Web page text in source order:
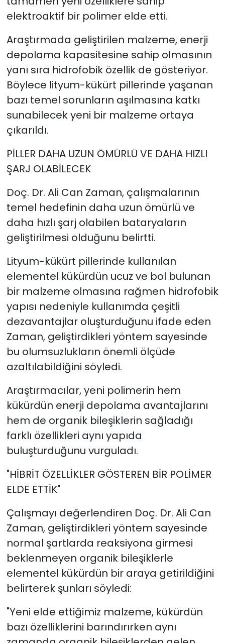
elektroaktif bir polimer elde etti.
Araştırmada geliştirilen malzeme, enerji
depolama kapasitesine sahip olmasının
yanı sıra hidrofobik özellik de gösteriyor.
Böylece lityum-kükürt pillerinde yaşanan
bazı temel sorunların aşılmasına katkı
sunabilecek yeni bir malzeme ortaya
çıkarıldı.
PİLLER DAHA UZUN ÖMÜRLÜ VE DAHA HIZLI
ŞARJ OLABİLECEK
Doç. Dr. Ali Can Zaman, çalışmalarının
temel hedefinin daha uzun ömürlü ve
daha hızlı şarj olabilen bataryaların
geliştirilmesi olduğunu belirtti.
Lityum-kükürt pillerinde kullanılan
elementel kükürdün ucuz ve bol bulunan
bir malzeme olmasına rağmen hidrofobik
yapısı nedeniyle kullanımda çeşitli
dezavantajlar oluşturduğunu ifade eden
Zaman, geliştirdikleri yöntem sayesinde
bu olumsuzlukların önemli ölçüde
azaltılabildiğini söyledi.
Araştırmacılar, yeni polimerin hem
kükürdün enerji depolama avantajlarını
hem de organik bileşiklerin sağladığı
farklı özellikleri aynı yapıda
buluşturduğunu vurguladı.
"HİBRİT ÖZELLİKLER GÖSTEREN BİR POLİMER
ELDE ETTİK"
Çalışmayı değerlendiren Doç. Dr. Ali Can
Zaman, geliştirdikleri yöntem sayesinde
normal şartlarda reaksiyona girmesi
beklenmeyen organik bileşiklerle
elementel kükürdün bir araya getirildiğini
belirterek şunları söyledi:
"Yeni elde ettiğimiz malzeme, kükürdün
bazı özelliklerini barındırırken aynı